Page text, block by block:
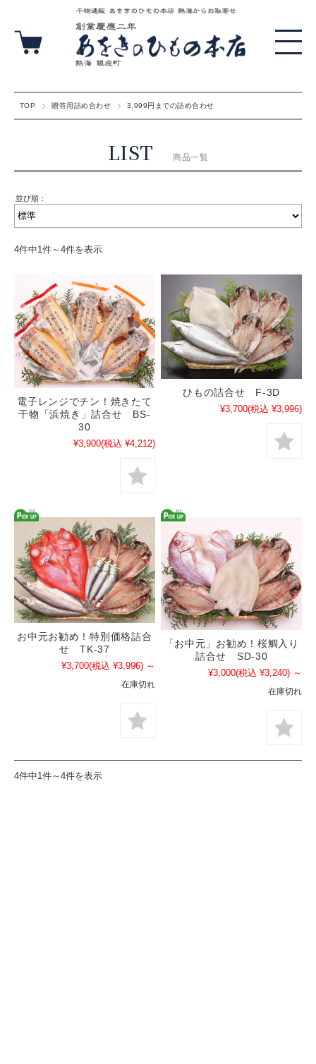
TOP 贈答用詰め合わせ 3,999円までの詰め合わせ
商品一覧
並び順：
4件中1件～4件を表示
電子レンジでチン！焼きたて
干物「浜焼き」詰合せ BS-
30
¥3,900(税込 ¥4,212)
ひもの詰合せ F-3D
¥3,700(税込 ¥3,996)
お中元お勧め！特別価格詰合
せ TK-37
¥3,700(税込 ¥3,996) ～
在庫切れ
「お中元」お勧め！桜鯛入り
詰合せ SD-30
¥3,000(税込 ¥3,240) ～
在庫切れ
4件中1件～4件を表示